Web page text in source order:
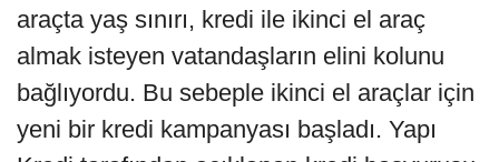
araçta yaş sınırı, kredi ile ikinci el araç
almak isteyen vatandaşların elini kolunu
bağlıyordu. Bu sebeple ikinci el araçlar için
yeni bir kredi kampanyası başladı. Yapı